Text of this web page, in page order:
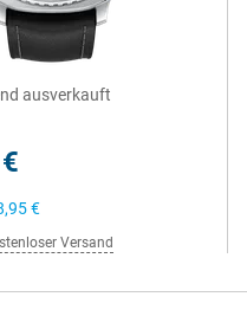
ausverkauft
€
Versand